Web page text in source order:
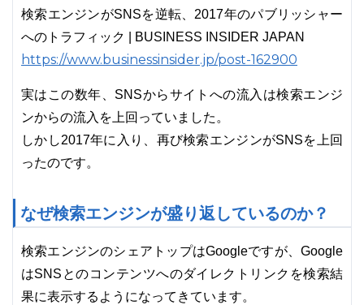
検索エンジンがSNSを逆転、2017年のパブリッシャー
へのトラフィック | BUSINESS INSIDER JAPAN
https://www.businessinsider.jp/post-162900
実はこの数年、SNSからサイトへの流入は検索エンジ
ンからの流入を上回っていました。
しかし2017年に入り、再び検索エンジンがSNSを上回
ったのです。
なぜ検索エンジンが盛り返しているのか？
検索エンジンのシェアトップはGoogleですが、Google
はSNSとのコンテンツへのダイレクトリンクを検索結
果に表示するようになってきています。